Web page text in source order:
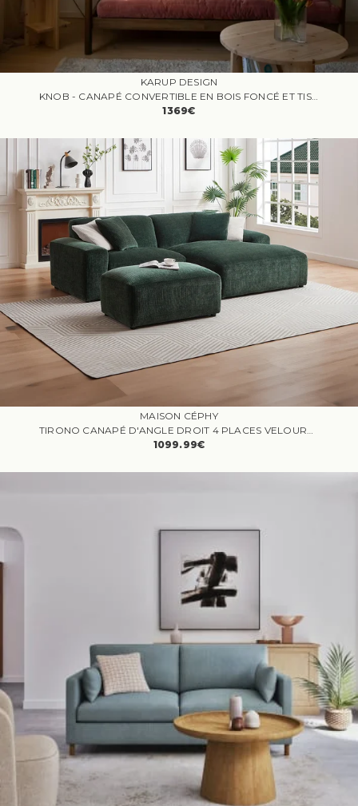
KARUP DESIGN
KNOB - CANAPÉ CONVERTIBLE EN BOIS FONCÉ ET TISSU ROSE
1369€
MAISON CÉPHY
TIRONO CANAPÉ D'ANGLE DROIT 4 PLACES VELOURS CÔTELÉ VERT
1099.99€